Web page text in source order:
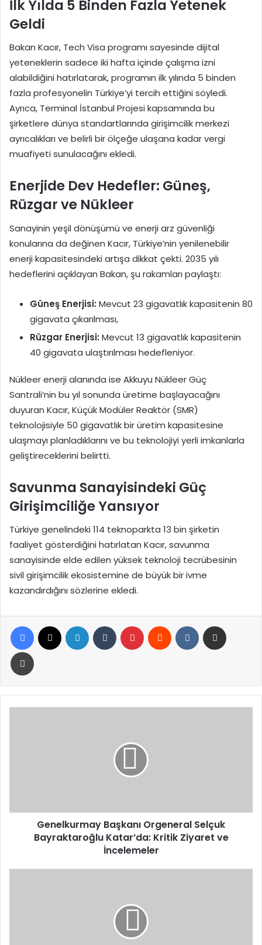
İlk Yılda 5 Binden Fazla Yetenek
Geldi
Bakan Kacır, Tech Visa programı sayesinde dijital
yeteneklerin sadece iki hafta içinde çalışma izni
alabildiğini hatırlatarak, programın ilk yılında 5 binden
fazla profesyonelin Türkiye’yi tercih ettiğini söyledi.
Ayrıca, Terminal İstanbul Projesi kapsamında bu
şirketlere dünya standartlarında girişimcilik merkezi
ayrıcalıkları ve belirli bir ölçeğe ulaşana kadar vergi
muafiyeti sunulacağını ekledi.
Enerjide Dev Hedefler: Güneş,
Rüzgar ve Nükleer
Sanayinin yeşil dönüşümü ve enerji arz güvenliği
konularına da değinen Kacır, Türkiye’nin yenilenebilir
enerji kapasitesindeki artışa dikkat çekti. 2035 yılı
hedeflerini açıklayan Bakan, şu rakamları paylaştı:
Güneş Enerjisi: Mevcut 23 gigavatlık kapasitenin 80
gigavata çıkarılması,
Rüzgar Enerjisi: Mevcut 13 gigavatlık kapasitenin
40 gigavata ulaştırılması hedefleniyor.
Nükleer enerji alanında ise Akkuyu Nükleer Güç
Santrali’nin bu yıl sonunda üretime başlayacağını
duyuran Kacır, Küçük Modüler Reaktör (SMR)
teknolojisiyle 50 gigavatlık bir üretim kapasitesine
ulaşmayı planladıklarını ve bu teknolojiyi yerli imkanlarla
geliştireceklerini belirtti.
Savunma Sanayisindeki Güç
Girişimciliğe Yansıyor
Türkiye genelindeki 114 teknoparkta 13 bin şirketin
faaliyet gösterdiğini hatırlatan Kacır, savunma
sanayisinde elde edilen yüksek teknoloji tecrübesinin
sivil girişimcilik ekosistemine de büyük bir ivme
kazandırdığını sözlerine ekledi.
Facebook LinkedIn Tumblr Pinterest Reddit VKontakte
Yazdır
ve
İncelemelerGenelkurmay Başkanı Orgeneral Selçuk
Bayraktaroğlu Katar’da: Kritik Ziyaret ve
İncelemeler